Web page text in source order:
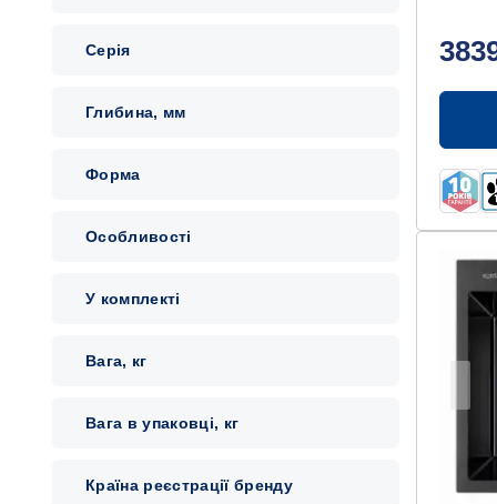
Серія
Глибина, мм
Форма
Особливості
У комплекті
Вага, кг
Вага в упаковці, кг
Країна реєстрації бренду